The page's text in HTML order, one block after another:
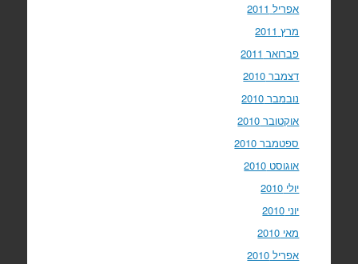
אפריל 2011
מרץ 2011
פברואר 2011
דצמבר 2010
נובמבר 2010
אוקטובר 2010
ספטמבר 2010
אוגוסט 2010
יולי 2010
יוני 2010
מאי 2010
אפריל 2010